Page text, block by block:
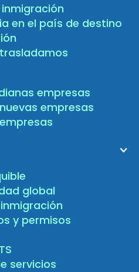
en el país de destino
empresas
empresas
global
y permisos
servicios